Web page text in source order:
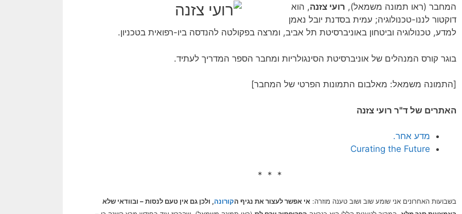
המחבר (ראו תמונה משמאל), רועי צזנה, הוא
דוקטור לננו-טכנולוגיה; עמית בסדנת יובל נאמן
למדע, טכנולוגיה וביטחון באוניברסיטת תל אביב, ומרצה בפקולטה להנדסה ביו-רפואית בטכניון.
בוגר קורס המנהלים של אוניברסיטת הסינגולריות ומחבר הספר המדריך לעתיד.
[התמונה משמאל: מאלבום התמונות הפרטי של המחבר]
האתרים של ד"ר רועי צזנה
מדע אחר.
Curating the Future
* * *
בשבועות האחרונים אני שומע שוב ושוב טענה מוזרה: אי אפשר לעצור את נגיף הקורונה, ולכן גם אין טעם לנסות – ובוודאי שלא